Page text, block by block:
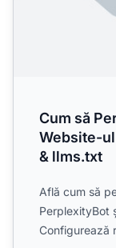
Cum să
Website-
& llms.txt
Află cum să
PerplexityBot
Configurează